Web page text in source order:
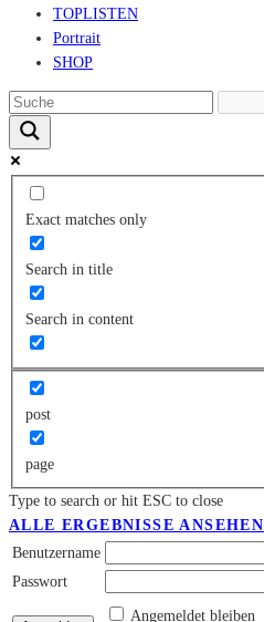
TOPLISTEN
Portrait
SHOP
Exact matches only
Search in title
Search in content
post
page
Type to search or hit ESC to close
ALLE ERGEBNISSE ANSEHEN
Benutzername
Passwort
Angemeldet bleiben